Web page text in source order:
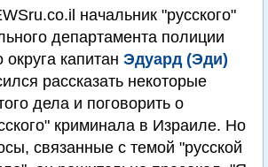
начальник "русского"
департамента полиции
округа капитан Эдуард (Эди)
рассказать некоторые
дела и поговорить о
криминала в Израиле. Но
связанные с темой "русской